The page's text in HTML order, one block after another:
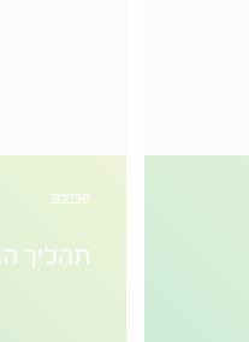
קריירה
תהליך